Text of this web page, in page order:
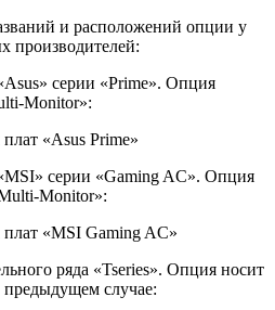
и расположений опции у
производителей:
серии «Prime». Опция
Monitor»:
серии «Gaming AC». Опция
Monitor»:
ряда «Tseries». Опция носит
предыдущем случае: